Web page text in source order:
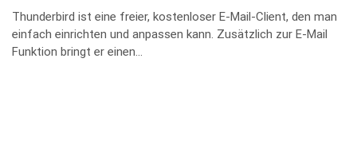
Thunderbird ist eine freier, kostenloser E-Mail-Client, den man
einfach einrichten und anpassen kann. Zusätzlich zur E-Mail
Funktion bringt er einen...